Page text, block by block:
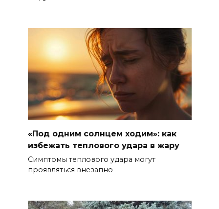
«Под одним солнцем ходим»: как
избежать теплового удара в жару
Симптомы теплового удара могут
проявляться внезапно